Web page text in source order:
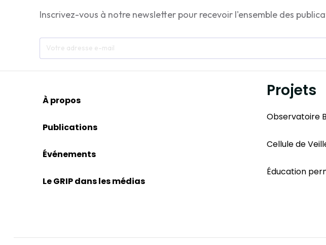
Inscrivez-vous à notre newsletter pour recevoir l'ensemble des
À propos
Publications
Événements
Le GRIP dans les médias
Projets
Observatoire
Cellule de
Éducation